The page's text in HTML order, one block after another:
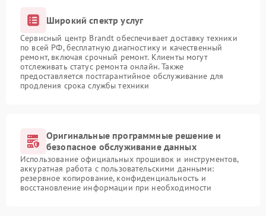
Широкий спектр услуг
Сервисный центр Brandt обеспечивает доставку техники
по всей РФ, бесплатную диагностику и качественный
ремонт, включая срочный ремонт. Клиенты могут
отслеживать статус ремонта онлайн. Также
предоставляется постгарантийное обслуживание для
продления срока службы техники
Оригинальные программные решение и
безопасное обслуживание данных
Использование официальных прошивок и инструментов,
аккуратная работа с пользовательскими данными:
резервное копирование, конфиденциальность и
восстановление информации при необходимости